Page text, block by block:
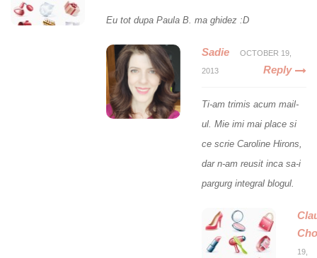
Eu tot dupa Paula B. ma ghidez :D
Sadie OCTOBER 19,
2013 Reply
Ti-am trimis acum mail-
ul. Mie imi mai place si
ce scrie Caroline Hirons,
dar n-am reusit inca sa-i
pargurg integral blogul.
19,